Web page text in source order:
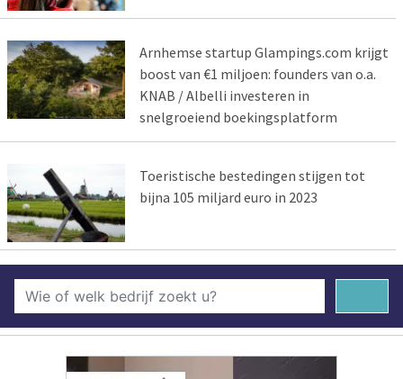
Arnhemse startup Glampings.com krijgt
boost van €1 miljoen: founders van o.a.
KNAB / Albelli investeren in
snelgroeiend boekingsplatform
Toeristische bestedingen stijgen tot
bijna 105 miljard euro in 2023